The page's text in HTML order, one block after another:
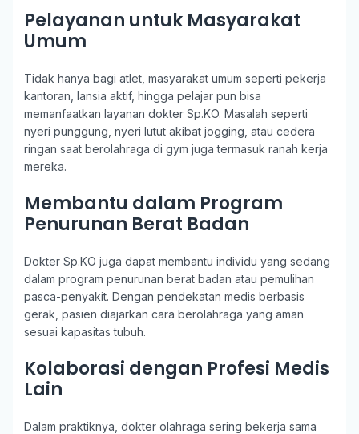
Pelayanan untuk Masyarakat
Umum
Tidak hanya bagi atlet, masyarakat umum seperti pekerja
kantoran, lansia aktif, hingga pelajar pun bisa
memanfaatkan layanan dokter Sp.KO. Masalah seperti
nyeri punggung, nyeri lutut akibat jogging, atau cedera
ringan saat berolahraga di gym juga termasuk ranah kerja
mereka.
Membantu dalam Program
Penurunan Berat Badan
Dokter Sp.KO juga dapat membantu individu yang sedang
dalam program penurunan berat badan atau pemulihan
pasca-penyakit. Dengan pendekatan medis berbasis
gerak, pasien diajarkan cara berolahraga yang aman
sesuai kapasitas tubuh.
Kolaborasi dengan Profesi Medis
Lain
Dalam praktiknya, dokter olahraga sering bekerja sama